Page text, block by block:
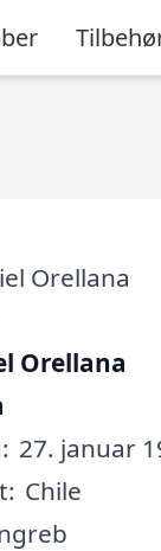
Orellana
27. januar
Chile